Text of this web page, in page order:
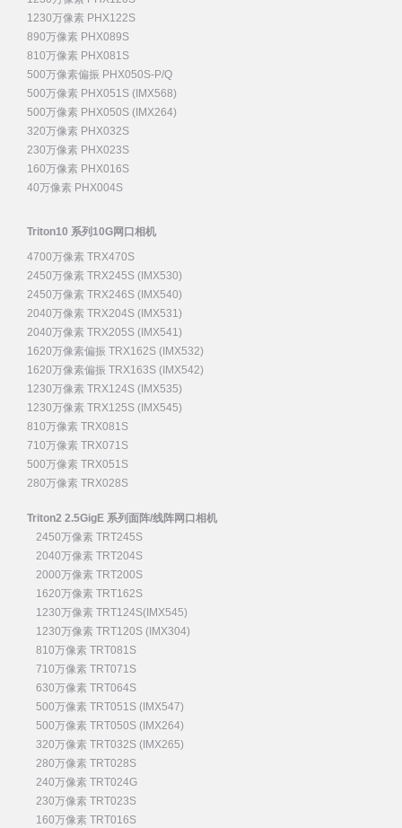
1230万像素 PHX122S
890万像素 PHX089S
810万像素 PHX081S
500万像素偏振 PHX050S-P/Q
500万像素 PHX051S (IMX568)
500万像素 PHX050S (IMX264)
320万像素 PHX032S
230万像素 PHX023S
160万像素 PHX016S
40万像素 PHX004S
Triton10 系列10G网口相机
4700万像素 TRX470S
2450万像素 TRX245S (IMX530)
2450万像素 TRX246S (IMX540)
2040万像素 TRX204S (IMX531)
2040万像素 TRX205S (IMX541)
1620万像素偏振 TRX162S (IMX532)
1620万像素偏振 TRX163S (IMX542)
1230万像素 TRX124S (IMX535)
1230万像素 TRX125S (IMX545)
810万像素 TRX081S
710万像素 TRX071S
500万像素 TRX051S
280万像素 TRX028S
Triton2 2.5GigE 系列面阵/线阵网口相机
2450万像素 TRT245S
2040万像素 TRT204S
2000万像素 TRT200S
1620万像素 TRT162S
1230万像素 TRT124S(IMX545)
1230万像素 TRT120S (IMX304)
810万像素 TRT081S
710万像素 TRT071S
630万像素 TRT064S
500万像素 TRT051S (IMX547)
500万像素 TRT050S (IMX264)
320万像素 TRT032S (IMX265)
280万像素 TRT028S
240万像素 TRT024G
230万像素 TRT023S
160万像素 TRT016S